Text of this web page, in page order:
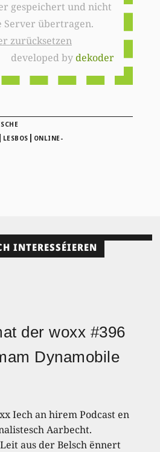
gespeichert und nicht
Server übertragen.
zurücksetzen
developed bydekoder
| LESBOS | ONLINE-
INTERESSÉIEREN
der woxx #396
Dynamobile
Iech an hirem Podcast en
Aarbecht.
aus der Belsch ënnert